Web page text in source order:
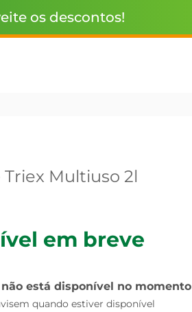
os descontos!
Multiuso 2l
em breve
está disponível no momento
quando estiver disponível